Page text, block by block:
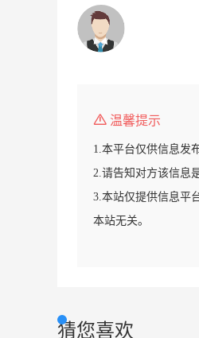
温馨提示
1.本平台仅供信息发
2.请告知对方该信息
3.本站仅提供信息平
本站无关。
猜您喜欢